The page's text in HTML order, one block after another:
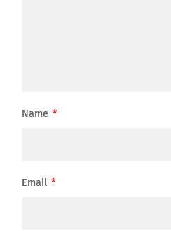
Name *
Email *